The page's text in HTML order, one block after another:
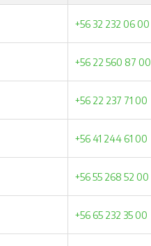
+56 32 232 06 00
+56 22 560 87 00
+56 22 237 71 00
+56 41 244 61 00
+56 55 268 52 00
+56 65 232 35 00